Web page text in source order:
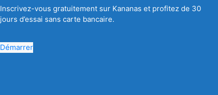
Inscrivez-vous gratuitement sur Kananas et profitez de 30
jours d’essai sans carte bancaire.
Démarrer